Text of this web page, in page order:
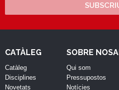
CATÀLEG
Catàleg
Disciplines
Novetats
SOBRE
Qui som
Pressupostos
Notícies